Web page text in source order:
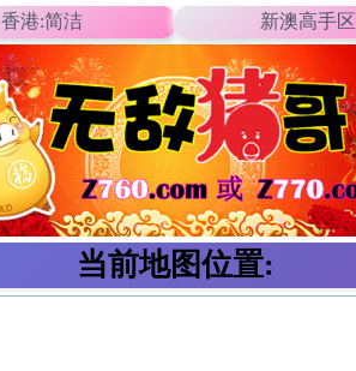
香港:简洁 新澳高手区
当前地图位置: